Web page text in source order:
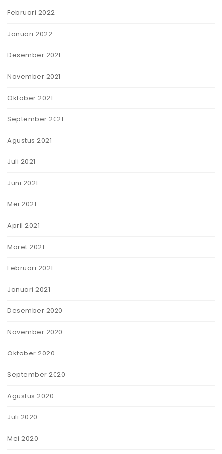
Februari 2022
Januari 2022
Desember 2021
November 2021
Oktober 2021
September 2021
Agustus 2021
Juli 2021
Juni 2021
Mei 2021
April 2021
Maret 2021
Februari 2021
Januari 2021
Desember 2020
November 2020
Oktober 2020
September 2020
Agustus 2020
Juli 2020
Mei 2020